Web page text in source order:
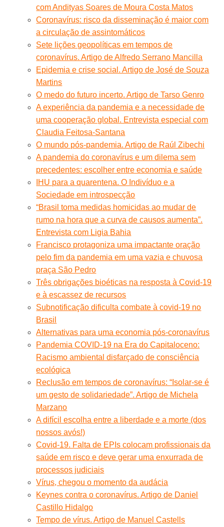
com Andityas Soares de Moura Costa Matos
Coronavírus: risco da disseminação é maior com
a circulação de assintomáticos
Sete lições geopolíticas em tempos de
coronavírus. Artigo de Alfredo Serrano Mancilla
Epidemia e crise social. Artigo de José de Souza
Martins
O medo do futuro incerto. Artigo de Tarso Genro
A experiência da pandemia e a necessidade de
uma cooperação global. Entrevista especial com
Claudia Feitosa-Santana
O mundo pós-pandemia. Artigo de Raúl Zibechi
A pandemia do coronavírus e um dilema sem
precedentes: escolher entre economia e saúde
IHU para a quarentena. O Indivíduo e a
Sociedade em introspecção
“Brasil toma medidas homicidas ao mudar de
rumo na hora que a curva de causos aumenta”.
Entrevista com Ligia Bahia
Francisco protagoniza uma impactante oração
pelo fim da pandemia em uma vazia e chuvosa
praça São Pedro
Três obrigações bioéticas na resposta à Covid-19
e à escassez de recursos
Subnotificação dificulta combate à covid-19 no
Brasil
Alternativas para uma economia pós-coronavírus
Pandemia COVID-19 na Era do Capitaloceno:
Racismo ambiental disfarçado de consciência
ecológica
Reclusão em tempos de coronavírus: “Isolar-se é
um gesto de solidariedade”. Artigo de Michela
Marzano
A difícil escolha entre a liberdade e a morte (dos
nossos avós!)
Covid-19. Falta de EPIs colocam profissionais da
saúde em risco e deve gerar uma enxurrada de
processos judiciais
Vírus, chegou o momento da audácia
Keynes contra o coronavírus. Artigo de Daniel
Castillo Hidalgo
Tempo de vírus. Artigo de Manuel Castells